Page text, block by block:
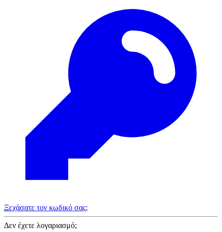
Ξεχάσατε τον κωδικό σας;
Δεν έχετε λογαριασμό;